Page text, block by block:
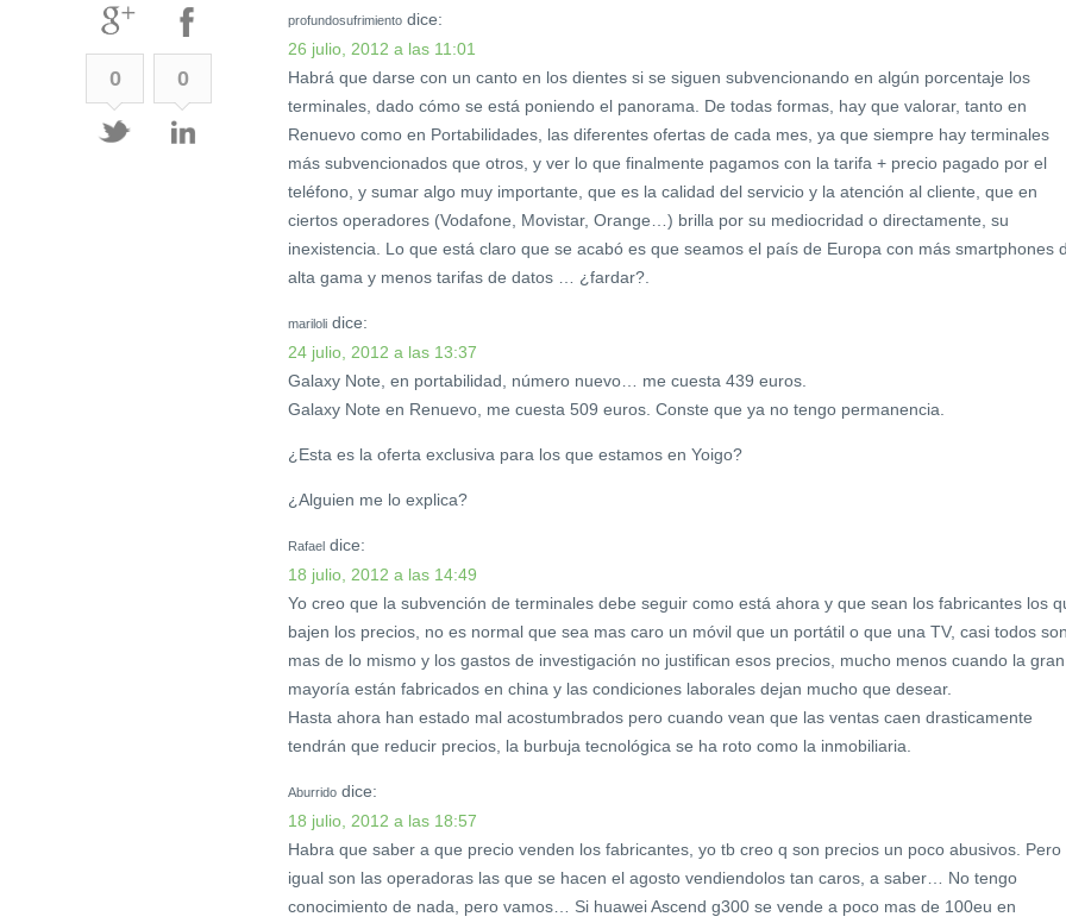
profundosufrimiento dice:
26 julio, 2012 a las 11:01
Habrá que darse con un canto en los dientes si se siguen subvencionando en algún porcentaje los
terminales, dado cómo se está poniendo el panorama. De todas formas, hay que valorar, tanto en
Renuevo como en Portabilidades, las diferentes ofertas de cada mes, ya que siempre hay terminales
más subvencionados que otros, y ver lo que finalmente pagamos con la tarifa + precio pagado por el
teléfono, y sumar algo muy importante, que es la calidad del servicio y la atención al cliente, que en
ciertos operadores (Vodafone, Movistar, Orange…) brilla por su mediocridad o directamente, su
inexistencia. Lo que está claro que se acabó es que seamos el país de Europa con más smartphones
alta gama y menos tarifas de datos … ¿fardar?.
mariloli dice:
24 julio, 2012 a las 13:37
Galaxy Note, en portabilidad, número nuevo… me cuesta 439 euros.
Galaxy Note en Renuevo, me cuesta 509 euros. Conste que ya no tengo permanencia.
¿Esta es la oferta exclusiva para los que estamos en Yoigo?
¿Alguien me lo explica?
Rafael dice:
18 julio, 2012 a las 14:49
Yo creo que la subvención de terminales debe seguir como está ahora y que sean los fabricantes los
bajen los precios, no es normal que sea mas caro un móvil que un portátil o que una TV, casi todos
mas de lo mismo y los gastos de investigación no justifican esos precios, mucho menos cuando la gran
mayoría están fabricados en china y las condiciones laborales dejan mucho que desear.
Hasta ahora han estado mal acostumbrados pero cuando vean que las ventas caen drasticamente
tendrán que reducir precios, la burbuja tecnológica se ha roto como la inmobiliaria.
Aburrido dice:
18 julio, 2012 a las 18:57
Habra que saber a que precio venden los fabricantes, yo tb creo q son precios un poco abusivos. Pero
igual son las operadoras las que se hacen el agosto vendiendolos tan caros, a saber… No tengo
conocimiento de nada, pero vamos… Si huawei Ascend g300 se vende a poco mas de 100eu en
0 0